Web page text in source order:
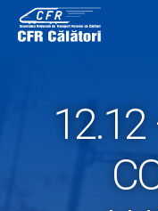
content